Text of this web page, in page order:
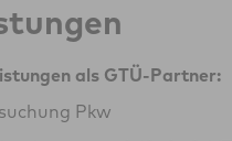
als GTÜ-Partner:
Pkw